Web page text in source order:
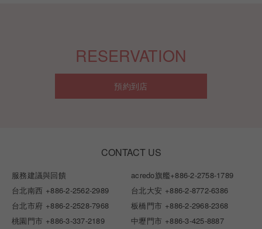
RESERVATION
預約到店
CONTACT US
服務建議與回饋 acredo旗艦+886-2-2758-1789
台北南西 +886-2-2562-2989 台北大安 +886-2-8772-6386
台北市府 +886-2-2528-7968 板橋門市 +886-2-2968-2368
桃園門市 +886-3-337-2189 中壢門市 +886-3-425-8887